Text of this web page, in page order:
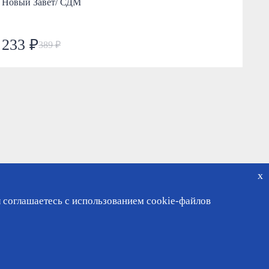
Новый Завет/ СДМ
233 ₽389 ₽
x
с использованием cookie-файлов